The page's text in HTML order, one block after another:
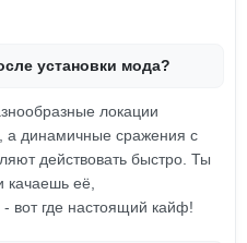
установки мода?
локации
а динамичные сражения с
действовать быстро. Ты
её,
- вот где настоящий кайф!